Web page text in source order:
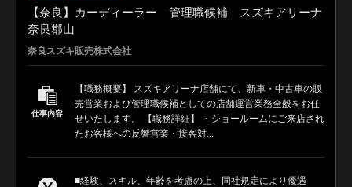
【奈良】カーディーラー 管理職候補 スズキアリーナ
奈良郡山
奈良スズキ販売株式会社
仕事内容
【職務概要】 スズキアリーナ店舗にて、新車・中古車の販
売営業および管理職候補としての店舗運営業務全般をお任
せいたします。 【職務詳細】 ・ショールームにご来店され
たお客様への反響営業・接客対...
■経験、スキル、年齢を考慮の上、同社規定により優遇